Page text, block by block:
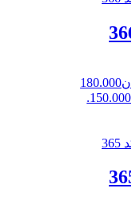
قیمت اصلی: تومان180.000